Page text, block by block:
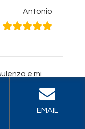
Antonio
e mi
Simone
EMAIL